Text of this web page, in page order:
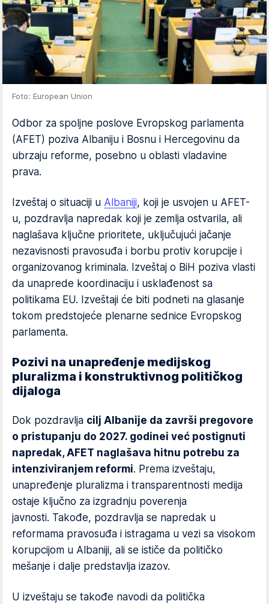
Foto: European Union
Odbor za spoljne poslove Evropskog parlamenta
(AFET) poziva Albaniju i Bosnu i Hercegovinu da
ubrzaju reforme, posebno u oblasti vladavine
prava.
Izveštaj o situaciji u Albaniji, koji je usvojen u AFET-
u, pozdravlja napredak koji je zemlja ostvarila, ali
naglašava ključne prioritete, uključujući jačanje
nezavisnosti pravosuđa i borbu protiv korupcije i
organizovanog kriminala. Izveštaj o BiH poziva vlasti
da unaprede koordinaciju i usklađenost sa
politikama EU. Izveštaji će biti podneti na glasanje
tokom predstojeće plenarne sednice Evropskog
parlamenta.
Pozivi na unapređenje medijskog
pluralizma i konstruktivnog političkog
dijaloga
Dok pozdravlja cilj Albanije da završi pregovore
o pristupanju do 2027. godinei već postignuti
napredak, AFET naglašava hitnu potrebu za
intenziviranjem reformi. Prema izveštaju,
unapređenje pluralizma i transparentnosti medija
ostaje ključno za izgradnju poverenja
javnosti. Takođe, pozdravlja se napredak u
reformama pravosuđa i istragama u vezi sa visokom
korupcijom u Albaniji, ali se ističe da političko
mešanje i dalje predstavlja izazov.
U izveštaju se takođe navodi da politička